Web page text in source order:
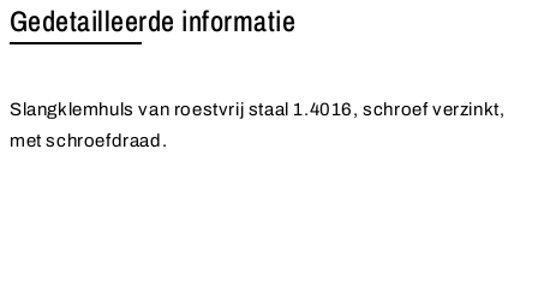
Gedetailleerde informatie
Slangklemhuls van roestvrij staal 1.4016, schroef verzinkt,
met schroefdraad.